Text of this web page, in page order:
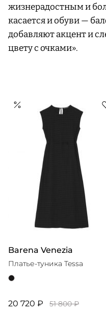
жизнерадостным и
касается и обуви —
добавляют акцент и
цвету с очками».
Barena Venezia
Платье-туника Tessa
20 720 ₽ 51 800 ₽